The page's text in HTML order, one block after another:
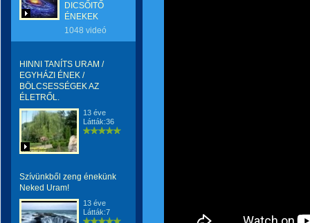
DICSŐITŐ
ÉNEKEK
1048 videó
HINNI TANÍTS URAM /
EGYHÁZI ÉNEK /
BÖLCSESSÉGEK AZ
ÉLETRŐL.
13 éve
Látták:36
Szívünkből zeng énekünk
Neked Uram!
13 éve
Látták:7